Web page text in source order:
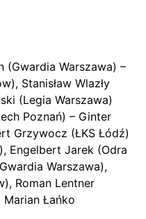
(Gwardia Warszawa) –
Stanisław Wlazły
(Legia Warszawa)
Poznań) – Ginter
Grzywocz (ŁKS Łódź)
Engelbert Jarek (Odra
Warszawa),
Roman Lentner
Marian Łańko